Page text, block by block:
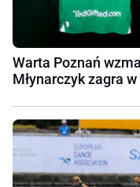
Warta Poznań
Młynarczyk zagra